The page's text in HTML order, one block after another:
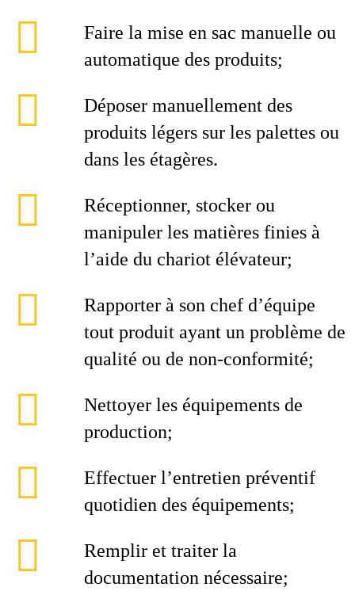
Faire la mise en sac manuelle ou
automatique des produits;
Déposer manuellement des
produits légers sur les palettes ou
dans les étagères.
Réceptionner, stocker ou
manipuler les matières finies à
l’aide du chariot élévateur;
Rapporter à son chef d’équipe
tout produit ayant un problème de
qualité ou de non-conformité;
Nettoyer les équipements de
production;
Effectuer l’entretien préventif
quotidien des équipements;
Remplir et traiter la
documentation nécessaire;